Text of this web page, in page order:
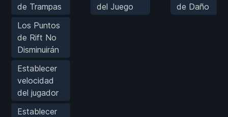
de Trampas
Los Puntos
de Rift No
Disminuirán
Establecer
velocidad
del jugador
Establecer
del Juego
de Daño